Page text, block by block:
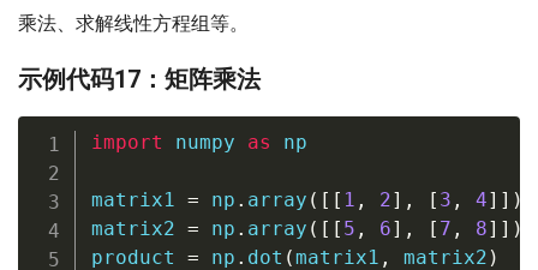
乘法、求解线性方程组等。
示例代码17：矩阵乘法
import numpy as np
matrix1 = np . array ( [ [ 1 , 2] , [ 3 , 4] ] )
matrix2 = np . array ( [ [ 5 , 6] , [ 7 , 8] ] )
product = np . dot (matrix1 , matrix2 )